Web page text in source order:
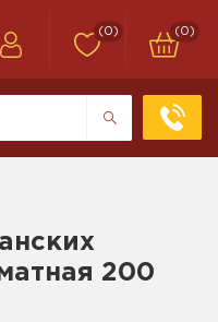
(0) (0)
200